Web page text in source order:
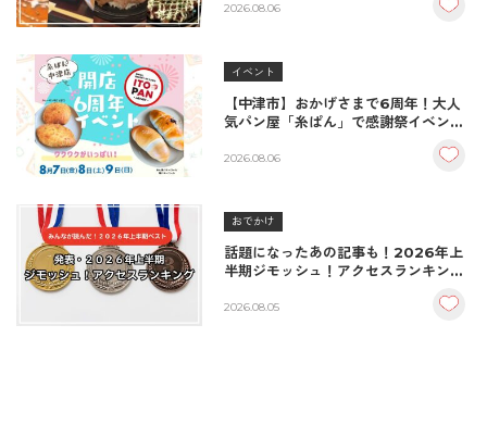
2026.08.06
イベント
【中津市】おかげさまで6周年！大人
気パン屋「糸ぱん」で感謝祭イベント
♪（8/7〜8/9）
2026.08.06
おでかけ
話題になったあの記事も！2026年上
半期ジモッシュ！アクセスランキング
2026.08.05